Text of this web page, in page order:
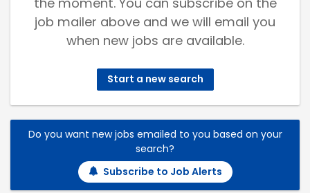
job mailer above and we will email you
when new jobs are available.
Start a new search
Do you want new jobs emailed to you based on your
search?
Subscribe to Job Alerts